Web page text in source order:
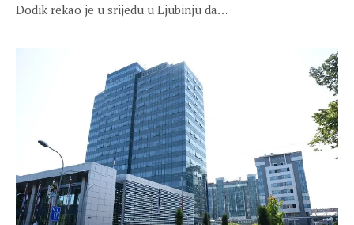
Dodik rekao je u srijedu u Ljubinju da…